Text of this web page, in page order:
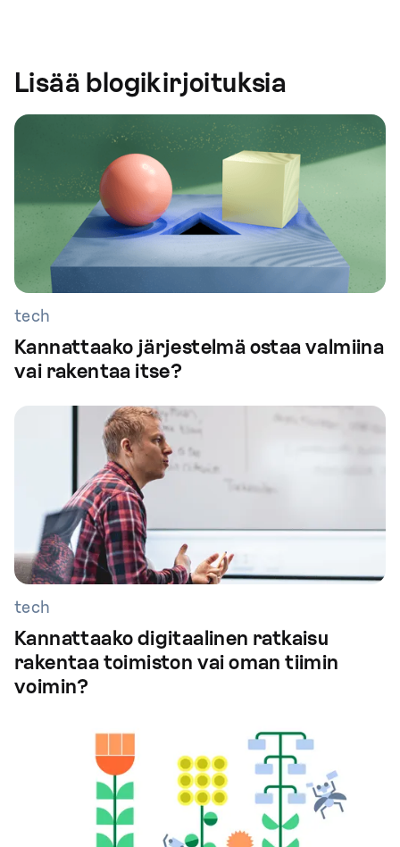
Lisää blogikirjoituksia
tech
Kannattaako järjestelmä ostaa valmiina
vai rakentaa itse?
tech
Kannattaako digitaalinen ratkaisu
rakentaa toimiston vai oman tiimin
voimin?